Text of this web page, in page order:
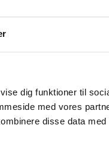
dig funktioner til
med vores
disse data